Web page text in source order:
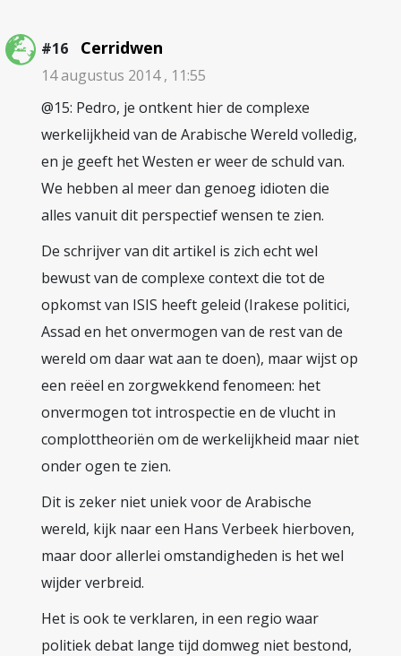
#16 Cerridwen
14 augustus 2014 , 11:55
@15: Pedro, je ontkent hier de complexe
werkelijkheid van de Arabische Wereld volledig,
en je geeft het Westen er weer de schuld van.
We hebben al meer dan genoeg idioten die
alles vanuit dit perspectief wensen te zien.
De schrijver van dit artikel is zich echt wel
bewust van de complexe context die tot de
opkomst van ISIS heeft geleid (Irakese politici,
Assad en het onvermogen van de rest van de
wereld om daar wat aan te doen), maar wijst op
een reëel en zorgwekkend fenomeen: het
onvermogen tot introspectie en de vlucht in
complottheoriën om de werkelijkheid maar niet
onder ogen te zien.
Dit is zeker niet uniek voor de Arabische
wereld, kijk naar een Hans Verbeek hierboven,
maar door allerlei omstandigheden is het wel
wijder verbreid.
Het is ook te verklaren, in een regio waar
politiek debat lange tijd domweg niet bestond,